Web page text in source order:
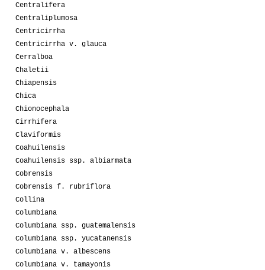
Centralifera
Centraliplumosa
Centricirrha
Centricirrha v. glauca
Cerralboa
Chaletii
Chiapensis
Chica
Chionocephala
Cirrhifera
Claviformis
Coahuilensis
Coahuilensis ssp. albiarmata
Cobrensis
Cobrensis f. rubriflora
Collina
Columbiana
Columbiana ssp. guatemalensis
Columbiana ssp. yucatanensis
Columbiana v. albescens
Columbiana v. tamayonis